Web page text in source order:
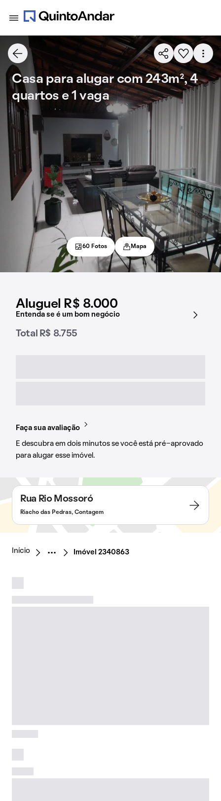
Aluguel R$ 8.000
Entenda se é um bom negócio
Total R$ 8.755
Faça sua avaliação
E descubra em dois minutos se você está pré-aprovado
para alugar esse imóvel.
Casa para alugar com 243m², 4
quartos e 1 vaga
60 Fotos Mapa
Rua Rio Mossoró
Riacho das Pedras, Contagem
Início Imóvel 2340863